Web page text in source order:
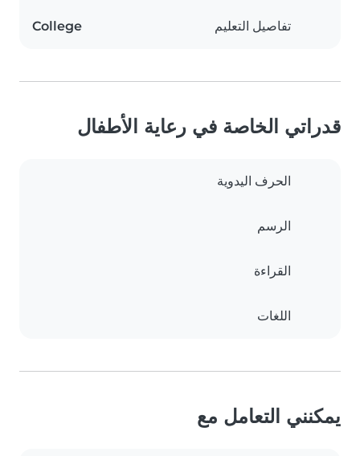
تفاصيل التعليم College
قدراتي الخاصة في رعاية الأطفال
الحرف اليدوية
الرسم
القراءة
اللغات
يمكنني التعامل مع